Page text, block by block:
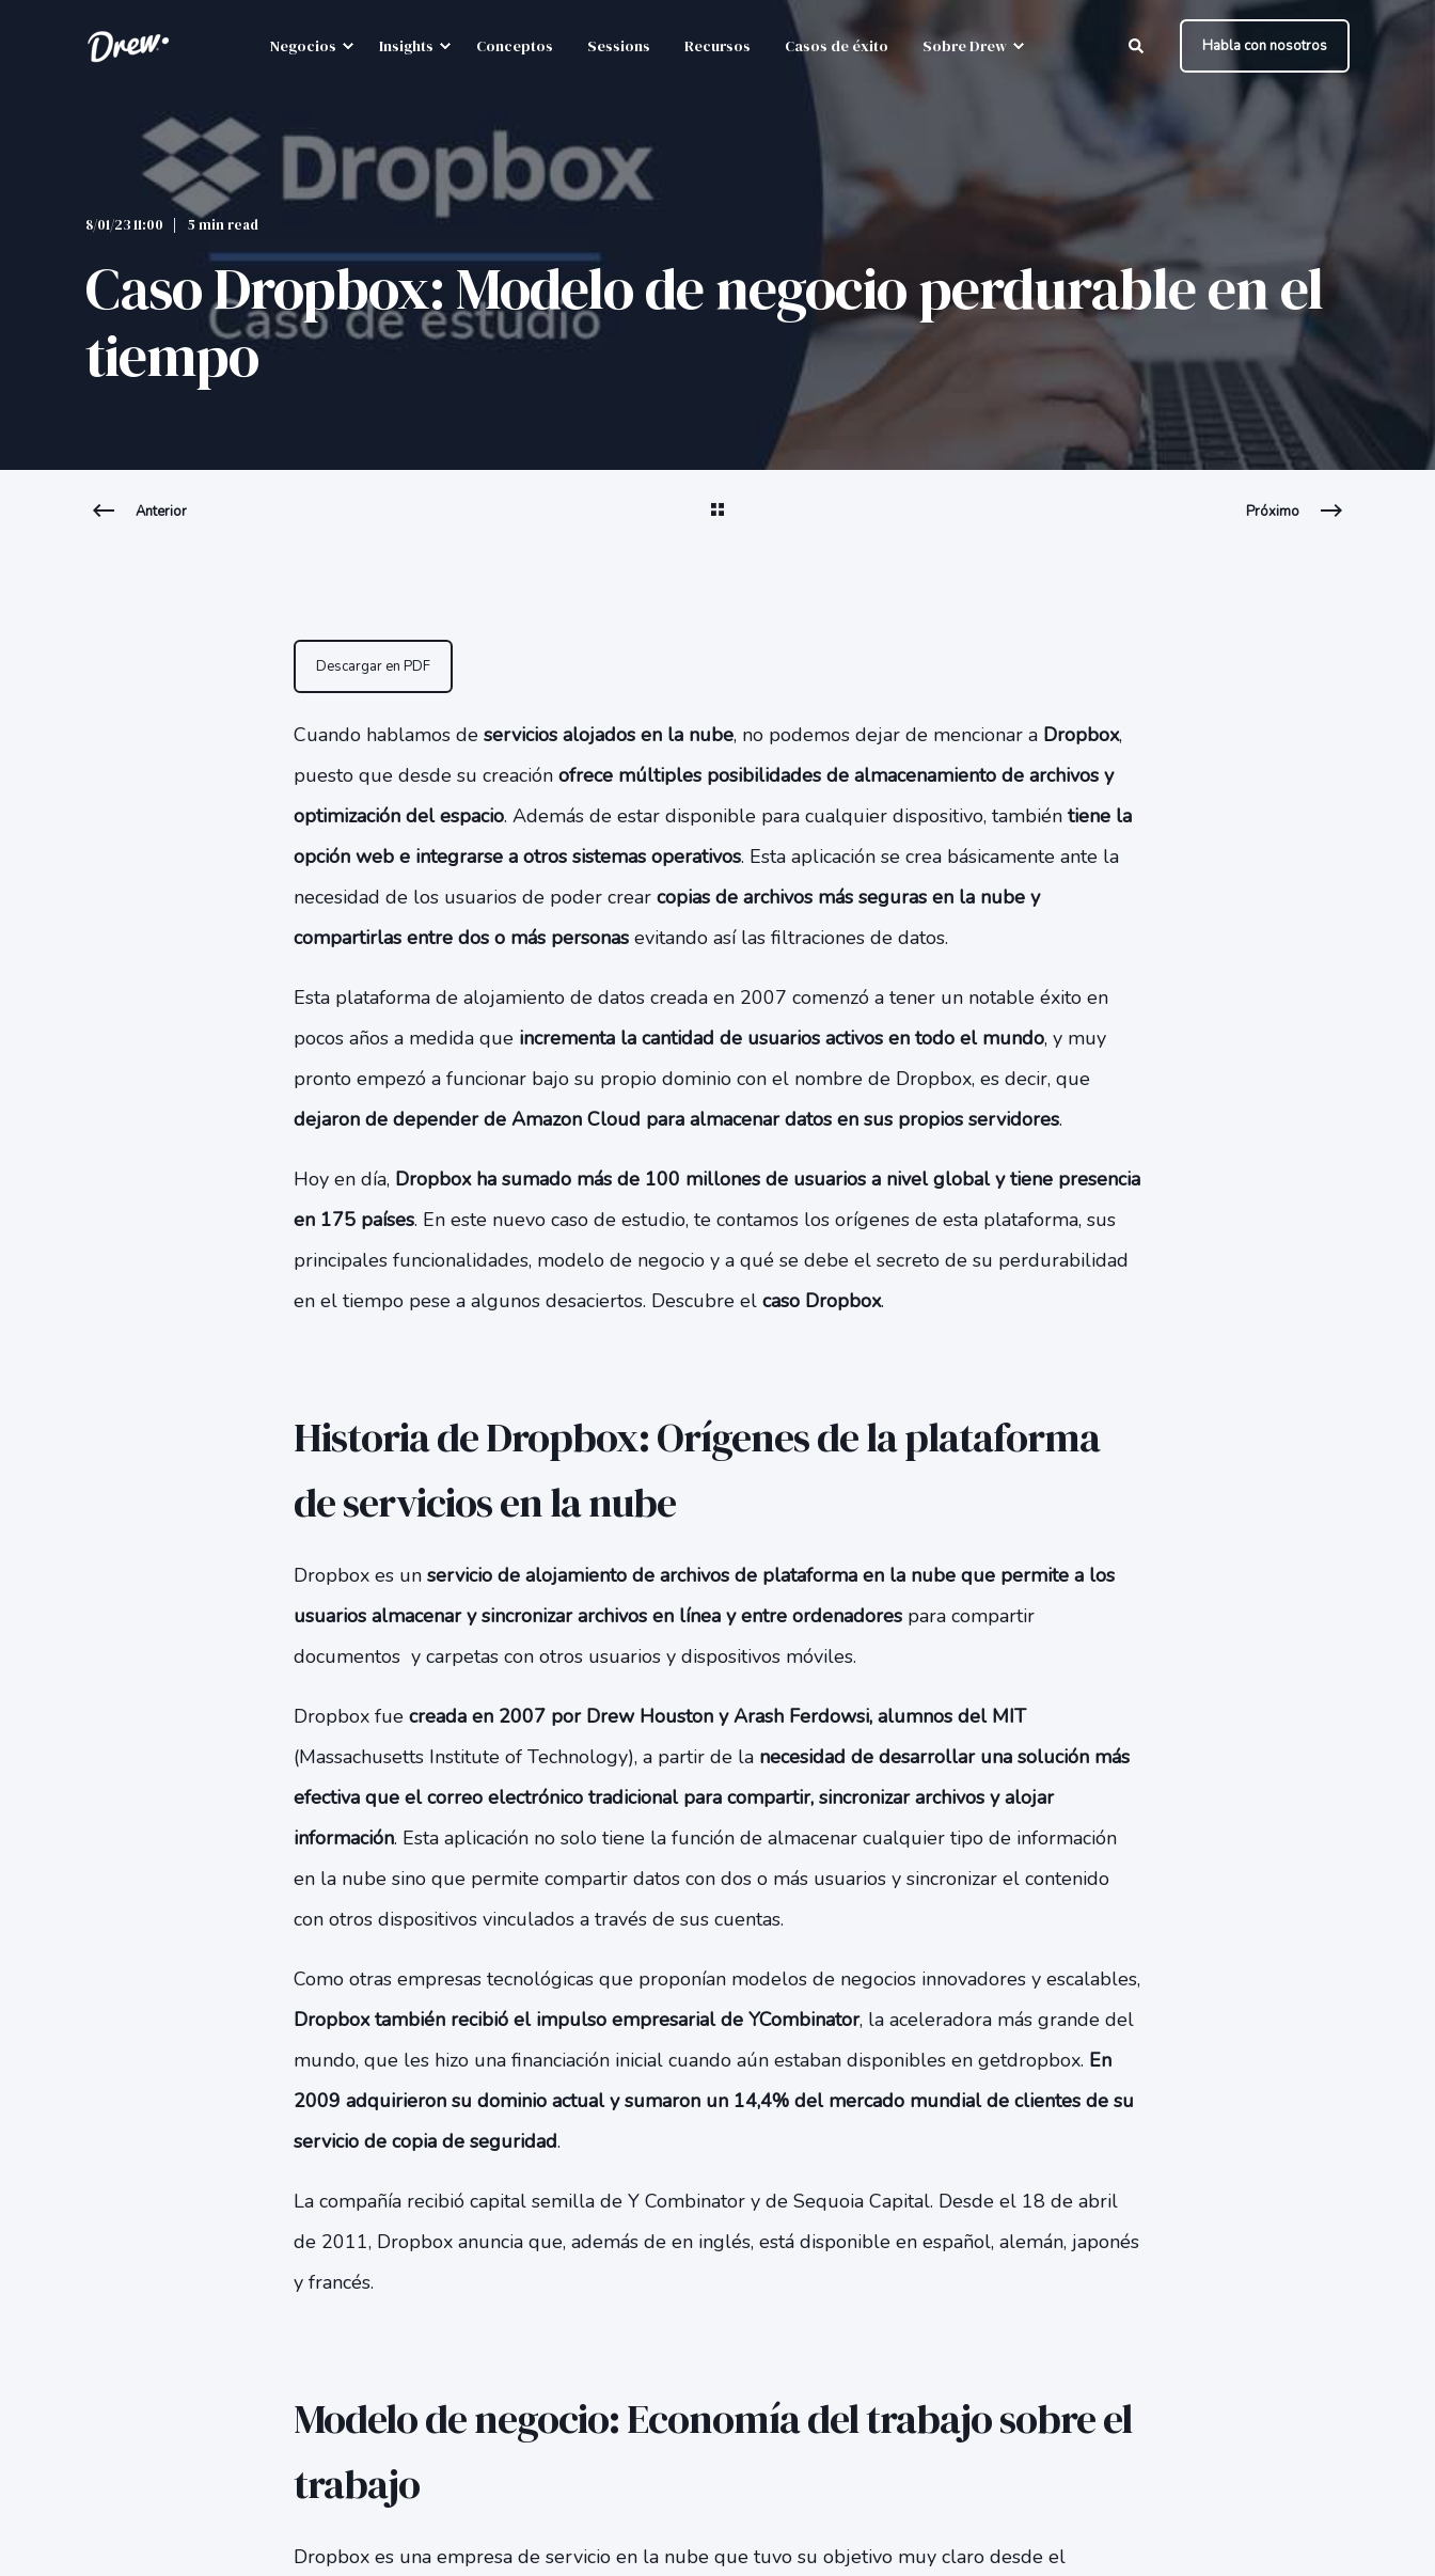
Negocios Insights Conceptos Sessions Recursos Casos de éxito Sobre Drew Habla con nosotros
8/01/23 11:00 5 min read
Caso Dropbox: Modelo de negocio perdurable en el
tiempo
Anterior Próximo
Descargar en PDF
Cuando hablamos de servicios alojados en la nube, no podemos dejar de mencionar a Dropbox,
puesto que desde su creaciónofrece múltiples posibilidades de almacenamiento de archivos y
optimización del espacio. Además de estar disponible para cualquier dispositivo, también tiene la
opción web e integrarse a otros sistemas operativos. Esta aplicación se crea básicamente ante la
necesidad de los usuarios de poder crear copias de archivos más seguras en la nube y
compartirlas entre dos o más personasevitando así las filtraciones de datos.
Esta plataforma de alojamiento de datos creada en 2007 comenzó a tener un notable éxito en
pocos años a medida que incrementa la cantidad de usuarios activos en todo el mundo, y muy
pronto empezó a funcionar bajo su propio dominio con el nombre de Dropbox, es decir, que
dejaron de depender de Amazon Cloud para almacenar datos en sus propios servidores.
Hoy en día, Dropbox ha sumado más de 100 millones de usuarios a nivel global y tiene presencia
en 175 países. En este nuevo caso de estudio, te contamos los orígenes de esta plataforma, sus
principales funcionalidades, modelo de negocio y a qué se debe el secreto de su perdurabilidad
en el tiempo pese a algunos desaciertos. Descubre el caso Dropbox.
Historia de Dropbox: Orígenes de la plataforma
de servicios en la nube
Dropbox es un servicio de alojamiento de archivos de plataforma en la nube que permite a los
usuarios almacenar y sincronizar archivos en línea y entre ordenadorespara compartir
documentos y carpetas con otros usuarios y dispositivos móviles.
Dropbox fue creada en 2007 por Drew Houston y Arash Ferdowsi, alumnos del MIT
(Massachusetts Institute of Technology), a partir de la necesidad de desarrollar una solución más
efectiva que el correo electrónico tradicional para compartir, sincronizar archivos y alojar
información. Esta aplicación no solo tiene la función de almacenar cualquier tipo de información
en la nube sino que permite compartir datos con dos o más usuarios y sincronizar el contenido
con otros dispositivos vinculados a través de sus cuentas.
Como otras empresas tecnológicas que proponían modelos de negocios innovadores y escalables,
Dropbox también recibió el impulso empresarial de YCombinator, la aceleradora más grande del
mundo, que les hizo una financiación inicial cuando aún estaban disponibles en getdropbox. En
2009 adquirieron su dominio actual y sumaron un 14,4% del mercado mundial de clientes de su
servicio de copia de seguridad.
La compañía recibió capital semilla de Y Combinator y de Sequoia Capital.​ Desde el 18 de abril
de 2011, Dropbox anuncia que, además de en inglés, está disponible en español, alemán, japonés
y francés.
Modelo de negocio: Economía del trabajo sobre el
trabajo
Dropbox es una empresa de servicio en la nube que tuvo su objetivo muy claro desde el